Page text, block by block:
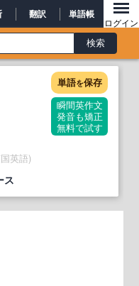
翻訳 単語帳
ログイン
単語を保存
瞬間英作文
発音も矯正
無料で試す
英語)
ス